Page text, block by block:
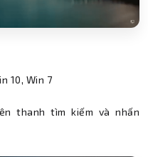
10, Win 7
thanh tìm kiếm và nhấn